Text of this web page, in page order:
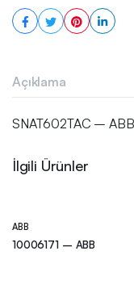
Açıklama
SNAT602TAC – ABB
İlgili Ürünler
ABB
10006171 – ABB